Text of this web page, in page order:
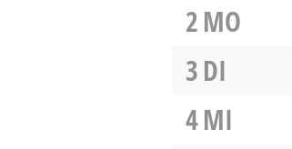
2MO
3DI
4MI